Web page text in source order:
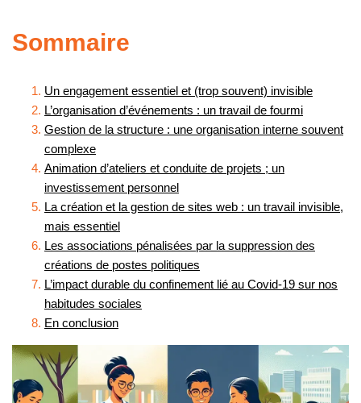
Sommaire
Un engagement essentiel et (trop souvent) invisible
L’organisation d’événements : un travail de fourmi
Gestion de la structure : une organisation interne souvent
complexe
Animation d’ateliers et conduite de projets ; un
investissement personnel
La création et la gestion de sites web : un travail invisible,
mais essentiel
Les associations pénalisées par la suppression des
créations de postes politiques
L’impact durable du confinement lié au Covid-19 sur nos
habitudes sociales
En conclusion